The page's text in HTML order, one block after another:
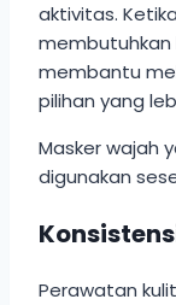
aktivitas.
membutuhkan
membantu
pilihan yang
Masker wajah
digunakan
Perawatan